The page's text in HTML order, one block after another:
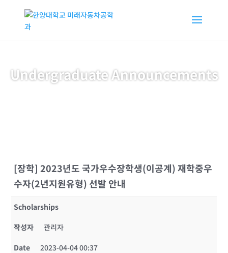
Undergraduate Announcements
[장학] 2023년도 국가우수장학생(이공계) 재학중우
수자(2년지원유형) 선발 안내
Scholarships
작성자
관리자
Date
2023-04-04 00:37